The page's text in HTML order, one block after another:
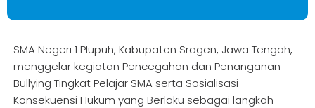
SMA Negeri 1 Plupuh, Kabupaten Sragen, Jawa Tengah,
menggelar kegiatan Pencegahan dan Penanganan
Bullying Tingkat Pelajar SMA serta Sosialisasi
Konsekuensi Hukum yang Berlaku sebagai langkah